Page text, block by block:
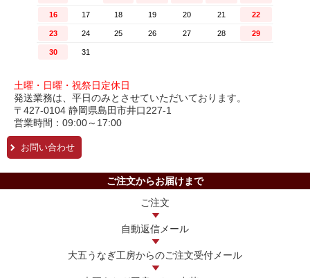
土曜・日曜・祝祭日定休日
発送業務は、平日のみとさせていただいております。
〒427-0104 静岡県島田市井口227-1
営業時間：09:00～17:00
お問い合わせ
ご注文からお届けまで
ご注文
自動返信メール
大五うなぎ工房からのご注文受付メール